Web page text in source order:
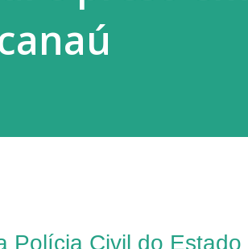
Polícia Civil do Estado